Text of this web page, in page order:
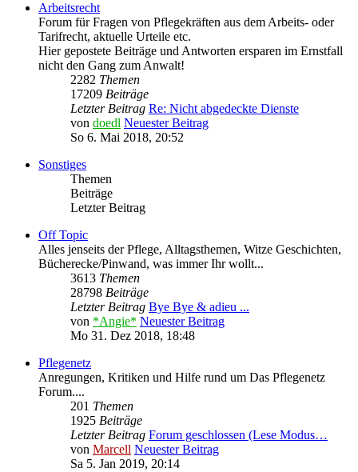
Arbeitsrecht
Forum für Fragen von Pflegekräften aus dem Arbeits- oder
Tarifrecht, aktuelle Urteile etc.
Hier gepostete Beiträge und Antworten ersparen im Ernstfall
nicht den Gang zum Anwalt!
2282 Themen
17209 Beiträge
Letzter Beitrag Re: Nicht abgedeckte Dienste
von doedl Neuester Beitrag
So 6. Mai 2018, 20:52
Sonstiges
Themen
Beiträge
Letzter Beitrag
Off Topic
Alles jenseits der Pflege, Alltagsthemen, Witze Geschichten,
Bücherecke/Pinwand, was immer Ihr wollt...
3613 Themen
28798 Beiträge
Letzter Beitrag Bye Bye & adieu ...
von *Angie* Neuester Beitrag
Mo 31. Dez 2018, 18:48
Pflegenetz
Anregungen, Kritiken und Hilfe rund um Das Pflegenetz
Forum....
201 Themen
1925 Beiträge
Letzter Beitrag Forum geschlossen (Lese Modus…
von Marcell Neuester Beitrag
Sa 5. Jan 2019, 20:14